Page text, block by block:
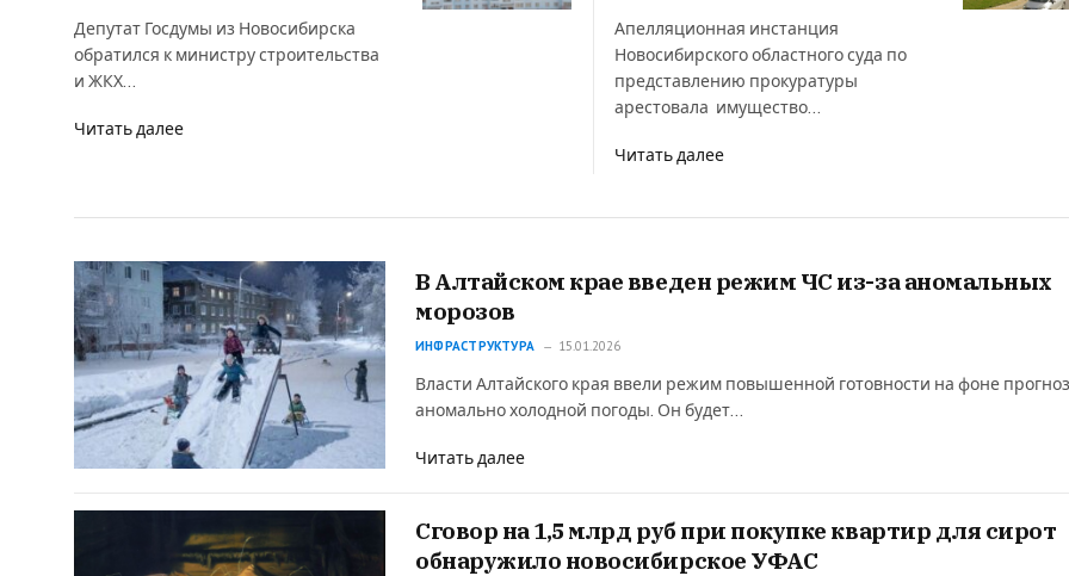
Депутат Госдумы из Новосибирска
обратился к министру строительства
и ЖКХ…
Читать далее
Апелляционная инстанция
Новосибирского областного суда по
представлению прокуратуры
арестовала имущество…
Читать далее
В Алтайском крае введен режим ЧС из-за аномальных
морозов
ИНФРАСТРУКТУРА 15.01.2026
Власти Алтайского края ввели режим повышенной готовности на фоне
аномально холодной погоды. Он будет…
Читать далее
Сговор на 1,5 млрд руб при покупке квартир для сирот
обнаружило новосибирское УФАС